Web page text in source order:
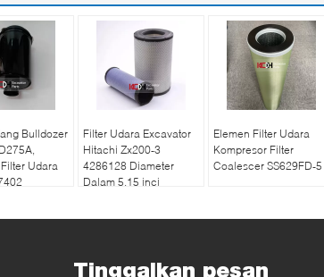
Bulldozer
Udara
Filter Udara Excavator
Hitachi Zx200-3
4286128 Diameter
Dalam 5,15 inci
Elemen Filter Udara
Kompresor Filter
Coalescer SS629FD-5
Tinggalkan pesan